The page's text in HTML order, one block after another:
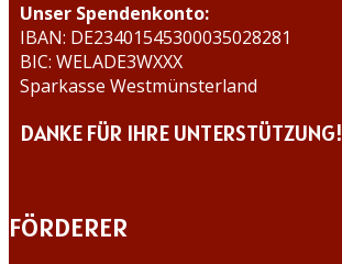
Unser Spendenkonto:
IBAN: DE23401545300035028281
BIC: WELADE3WXXX
Sparkasse Westmünsterland
DANKE FÜR IHRE UNTERSTÜTZUNG!
FÖRDERER